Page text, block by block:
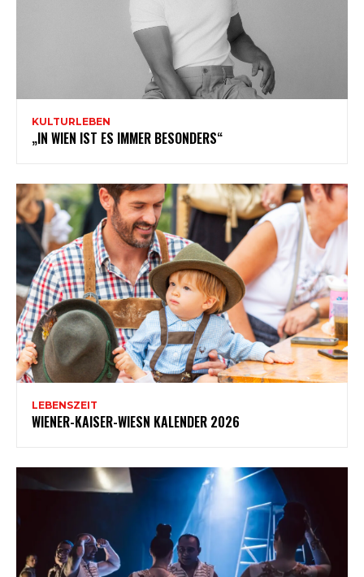
KULTURLEBEN
„IN WIEN IST ES IMMER BESONDERS“
LEBENSZEIT
WIENER-KAISER-WIESN KALENDER 2026